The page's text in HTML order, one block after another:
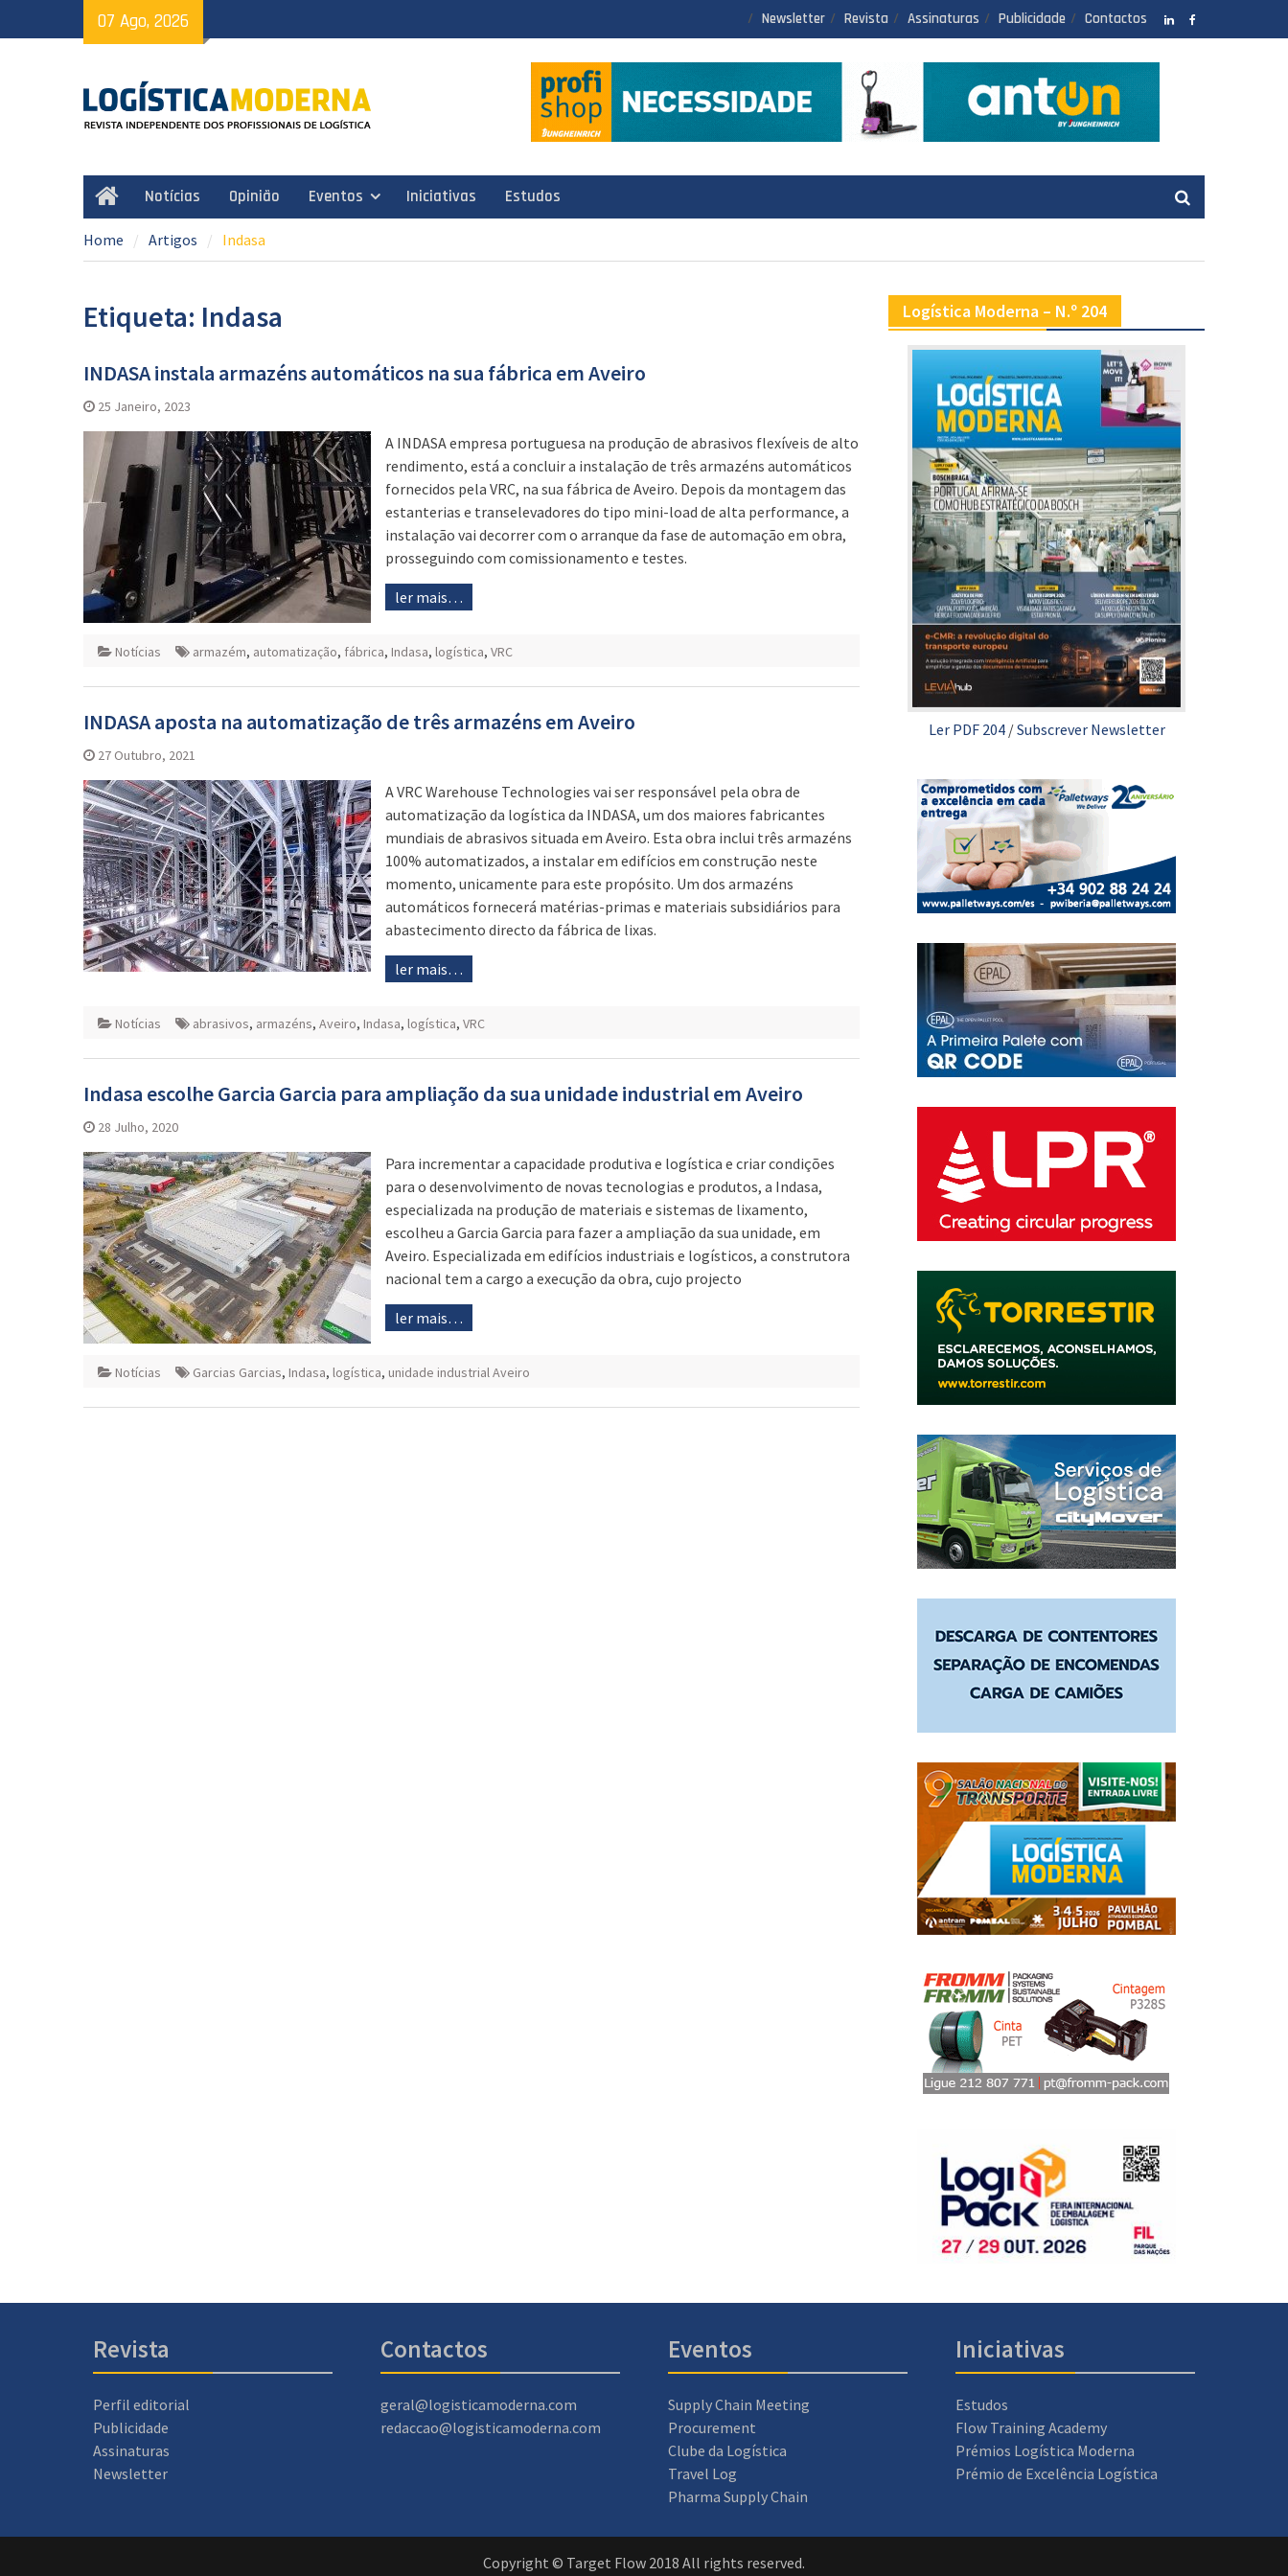
to
07 Ago, 2026 Newsletter Revista Assinaturas Publicidade Contactos
HomeNotícias Opinião Eventos Iniciativas Estudos
Home Artigos Indasa
Etiqueta: Indasa
INDASA instala armazéns automáticos na sua fábrica em Aveiro
25 Janeiro, 2023
A INDASA empresa portuguesa na produção de abrasivos flexíveis de alto
rendimento, está a concluir a instalação de três armazéns automáticos
fornecidos pela VRC, na sua fábrica de Aveiro. Depois da montagem das
estanterias e transelevadores do tipo mini-load de alta performance, a
instalação vai decorrer com o arranque da fase de automação em obra,
prosseguindo com comissionamento e testes.
ler mais…
Notícias armazém, automatização, fábrica, Indasa, logística, VRC
INDASA aposta na automatização de três armazéns em Aveiro
27 Outubro, 2021
A VRC Warehouse Technologies vai ser responsável pela obra de
automatização da logística da INDASA, um dos maiores fabricantes
mundiais de abrasivos situada em Aveiro. Esta obra inclui três armazéns
100% automatizados, a instalar em edifícios em construção neste
momento, unicamente para este propósito. Um dos armazéns
automáticos fornecerá matérias-primas e materiais subsidiários para
abastecimento directo da fábrica de lixas.
ler mais…
Notícias abrasivos, armazéns, Aveiro, Indasa, logística, VRC
Indasa escolhe Garcia Garcia para ampliação da sua unidade industrial em Aveiro
28 Julho, 2020
Para incrementar a capacidade produtiva e logística e criar condições
para o desenvolvimento de novas tecnologias e produtos, a Indasa,
especializada na produção de materiais e sistemas de lixamento,
escolheu a Garcia Garcia para fazer a ampliação da sua unidade, em
Aveiro. Especializada em edifícios industriais e logísticos, a construtora
nacional tem a cargo a execução da obra, cujo projecto
ler mais…
Notícias Garcias Garcias, Indasa, logística, unidade industrial Aveiro
Logística Moderna – N.º 204
Ler PDF 204/Subscrever Newsletter
Revista
Perfil editorial
Publicidade
Assinaturas
Newsletter
Contactos
geral@logisticamoderna.com
redaccao@logisticamoderna.com
Eventos
Supply Chain Meeting
Procurement
Clube da Logística
Travel Log
Pharma Supply Chain
Iniciativas
Estudos
Flow Training Academy
Prémios Logística Moderna
Prémio de Excelência Logística
Copyright © Target Flow 2018 All rights reserved.